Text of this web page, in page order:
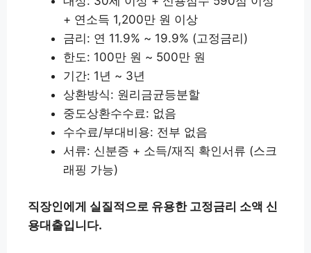
+ 연소득 1,200만 원 이상
금리: 연 11.9% ~ 19.9% (고정금리)
한도: 100만 원 ~ 500만 원
기간: 1년 ~ 3년
상환방식: 원리금균등분할
중도상환수수료: 없음
수수료/부대비용: 전부 없음
서류: 신분증 + 소득/재직 확인서류 (스크
래핑 가능)
직장인에게 실질적으로 유용한 고정금리 소액 신
용대출입니다.